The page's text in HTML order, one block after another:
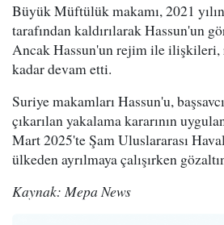
Büyük Müftülük makamı, 2021
tarafından kaldırılarak Hassun'un
Ancak Hassun'un rejim ile
kadar devam etti.
Suriye makamları Hassun'u,
çıkarılan yakalama kararının
Mart 2025'te Şam Uluslararası
ülkeden ayrılmaya çalışırken
Kaynak: Mepa News